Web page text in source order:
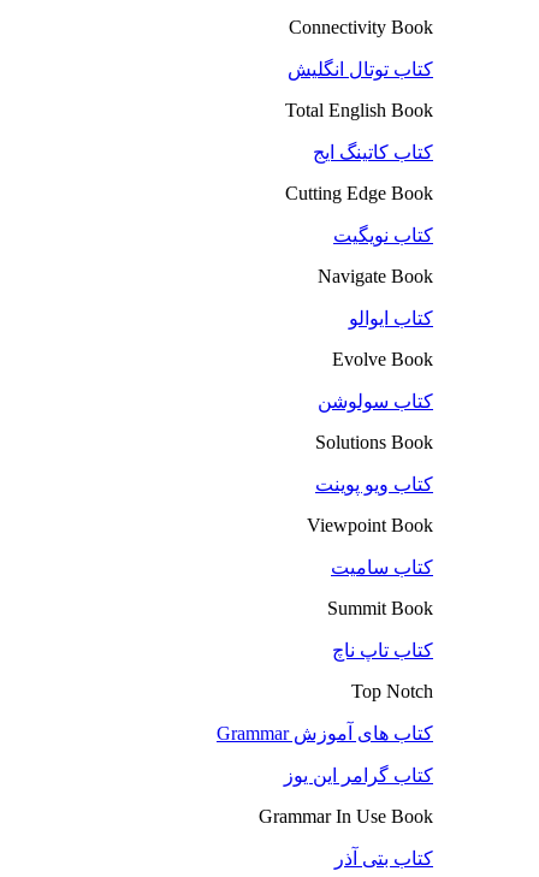
Connectivity Book
کتاب توتال انگلیش
Total English Book
کتاب کاتینگ ایج
Cutting Edge Book
کتاب نویگیت
Navigate Book
کتاب ایوالو
Evolve Book
کتاب سولوشن
Solutions Book
کتاب ویو پوینت
Viewpoint Book
کتاب سامیت
Summit Book
کتاب تاپ ناچ
Top Notch
کتاب های آموزش Grammar
کتاب گرامر این یوز
Grammar In Use Book
کتاب بتی آذر